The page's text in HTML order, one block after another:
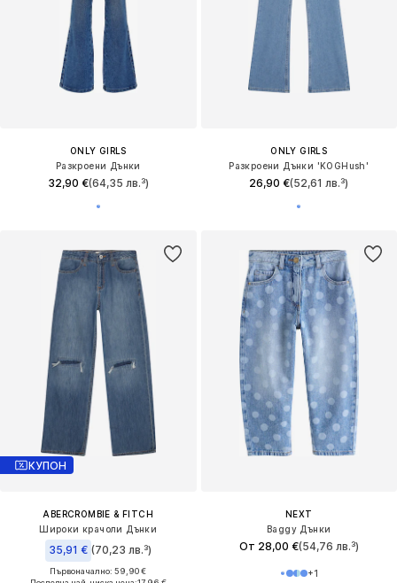
ONLY GIRLS
Разкроени Дънки
32,90 €(64,35 лв.³)
ONLY GIRLS
Разкроени Дънки 'KOGHush'
26,90 €(52,61 лв.³)
КУПОН
ABERCROMBIE & FITCH
Широки крачоли Дънки
35,91 € (70,23 лв.³)
Първоначално: 59,90 €
NEXT
Baggy Дънки
От 28,00 €(54,76 лв.³)
+1